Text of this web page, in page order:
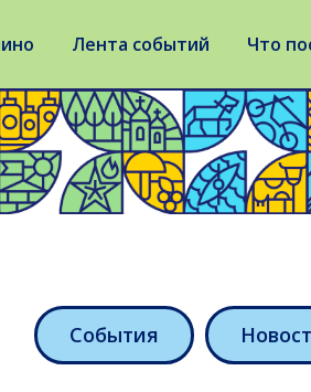
Лента событий Что
События